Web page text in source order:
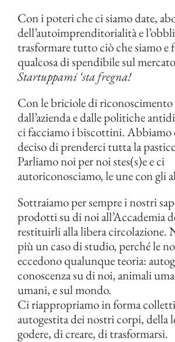
Con i poteri che ci siamo date,
dell’autoimprenditorialità e
trasformare tutto ciò che siamo e
qualcosa di spendibile sul
Startuppami ‘sta fregna!
Con le briciole di riconoscimento
dall’azienda e dalle politiche
ci facciamo i biscottini. Abbiamo
deciso di prenderci tutta la
Parliamo noi per noi stes(s)e e ci
autoriconosciamo, le une con gli
Sottraiamo per sempre i nostri
prodotti su di noi all’Accademia
restituirli alla libera circolazione.
più un caso di studio, perché le
eccedono qualunque teoria:
conoscenza su di noi, animali
umani, e sul mondo.
Ci riappropriamo in forma
autogestita dei nostri corpi, della
godere, di creare, di trasformarsi.